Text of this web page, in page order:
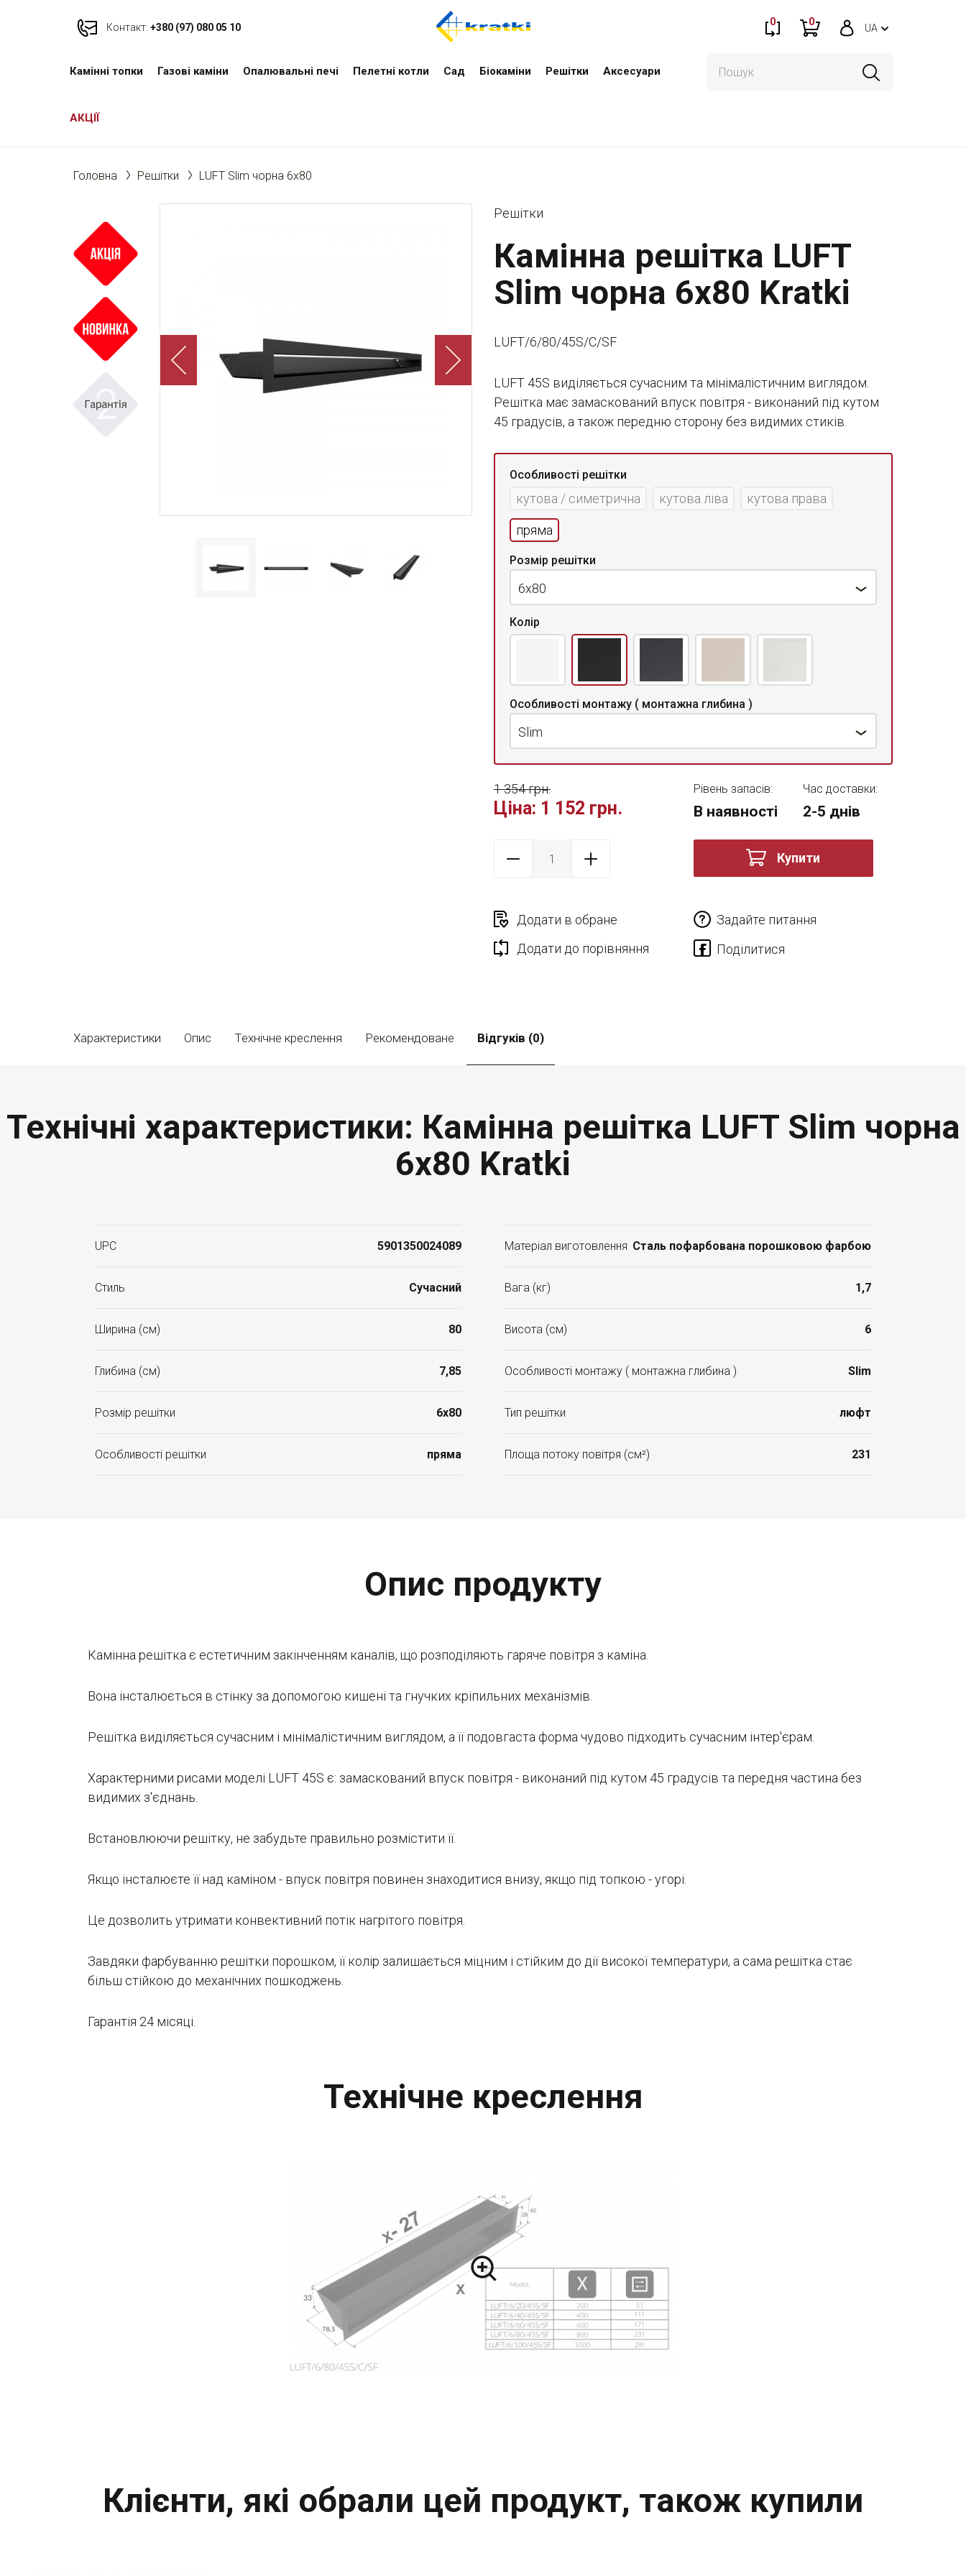
Контакт: +380 (97) 080 05 10 0 0
UA
Камінні топки Газові каміни Опалювальні печі Пелетні котли Cад Біокаміни Решітки Аксесуари
АКЦІЇ
Головна Решітки LUFT Slim чорна 6x80
Решітки
Камінна решітка LUFT
Slim чорна 6x80 Kratki
LUFT/6/80/45S/C/SF
LUFT 45S виділяється сучасним та мінімалістичним виглядом.
Решітка має замаскований впуск повітря - виконаний під кутом
45 градусів, а також передню сторону без видимих стиків.
Особливості решітки
кутова / симетрична кутова ліва кутова права
пряма
Розмір решітки
6x80
Колір
Особливості монтажу ( монтажна глибина )
Slim
Ціна: 1 152 грн.
1 354 грн. Рівень запасів:
В наявності
Час доставки:
2-5 днів
Купити
Додати в обране
Задайте питання
Додати до порівняння
Характеристики Опис Технічне креслення Рекомендоване Відгуків (0)
Технічні характеристики: Камінна решітка LUFT Slim чорна
6x80 Kratki
UPC 5901350024089 Матеріал виготовлення Сталь пофарбована порошковою фарбою
Стиль Cучасний Вага (кг) 1,7
Ширина (см) 80 Висота (см) 6
Глибина (см) 7,85 Особливості монтажу ( монтажна глибина ) Slim
Розмір решітки 6x80 Тип решітки люфт
Особливості решітки пряма Площа потоку повітря (см²) 231
Опис продукту
Камінна решітка є естетичним закінченням каналів, що розподіляють гаряче повітря з каміна.
Вона інсталюється в стінку за допомогою кишені та гнучких кріпильних механізмів.
Решітка виділяється сучасним і мінімалістичним виглядом, а її подовгаста форма чудово підходить сучасним інтер'єрам.
Характерними рисами моделі LUFT 45S є: замаскований впуск повітря - виконаний під кутом 45 градусів та передня частина без
видимих з'єднань.
Встановлюючи решітку, не забудьте правильно розмістити її.
Якщо інсталюєте її над каміном - впуск повітря повинен знаходитися внизу, якщо під топкою - угорі.
Це дозволить утримати конвективний потік нагрітого повітря.
Завдяки фарбуванню решітки порошком, її колір залишається міцним і стійким до дії високої температури, а сама решітка стає
більш стійкою до механічних пошкоджень.
Гарантія 24 місяці.
Технічне креслення
Клієнти, які обрали цей продукт, також купили